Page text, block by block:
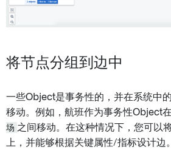
将节点分组到边中
一些Object是事务性的，并在系统中
移动。例如，航班作为事务性Object在
场 之间移动。在这种情况下，您可以
上，并能够根据关键属性/指标设计边。